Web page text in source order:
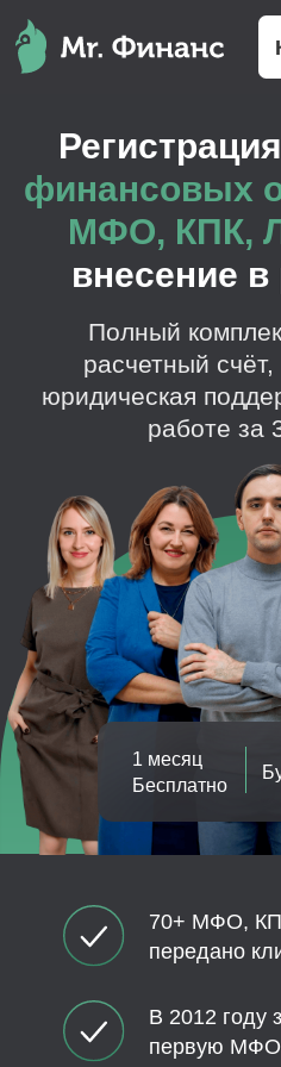
70+ МФО, КПК,
передано клиентам
В 2012 году
первую МФО
Сопровождаем
финансовых
МФО, КПК,
внесение в
Полный комплект
расчетный счёт,
юридическая поддержка.
работе за 3
Рассчитать
1 месяц
Бесплатно
Бухгалтер